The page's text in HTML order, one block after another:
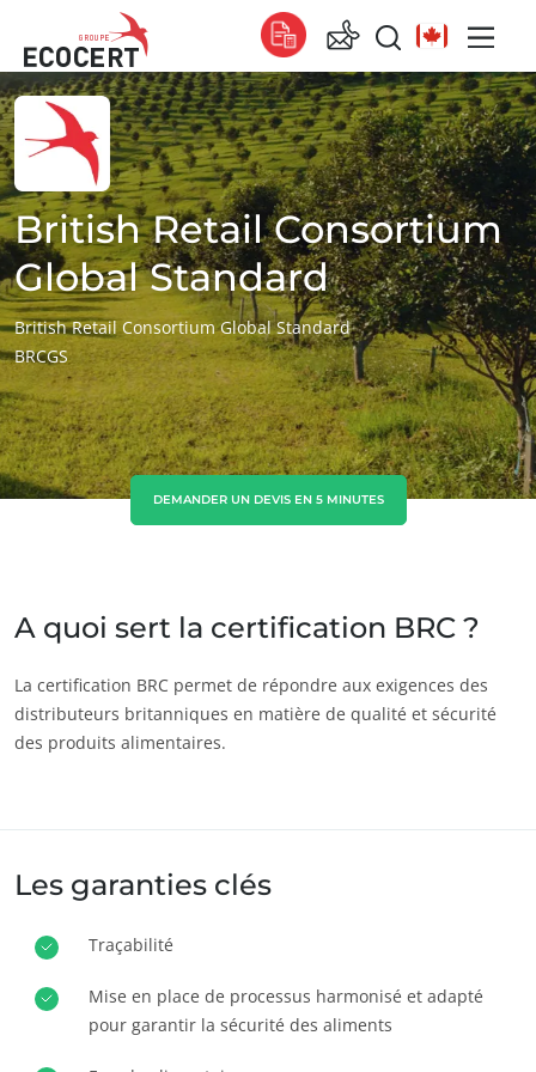
NOS SERVICES
Certification
Formation
Conseil
Qui sommes nous ?
Actualités
Global
Global (anglais)
Global (espagnol)
Global (français)
Afrique
Afrique du Sud (anglais)
Tunisie (français)
Asie
Chine (chinois)
Japon (japonais)
Amérique
Argentine (espagnol)
Chili (espagnol)
Mexique
Pérou (espagnol)
États-Unis
British Retail Consortium
Global Standard
British Retail Consortium Global Standard
BRCGS
DEMANDER UN DEVIS EN 5 MINUTES
A quoi sert la certification BRC ?
La certification BRC permet de répondre aux exigences des
distributeurs britanniques en matière de qualité et sécurité
des produits alimentaires.
Les garanties clés
Traçabilité
Mise en place de processus harmonisé et adapté
pour garantir la sécurité des aliments